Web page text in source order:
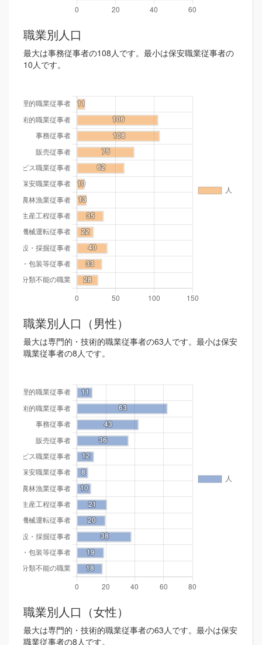
職業別人口
最大は事務従事者の108人です。最小は保安職業従事者の
10人です。
職業別人口（男性）
最大は専門的・技術的職業従事者の63人です。最小は保安
職業従事者の8人です。
職業別人口（女性）
最大は専門的・技術的職業従事者の63人です。最小は保安
職業従事者の8人です。